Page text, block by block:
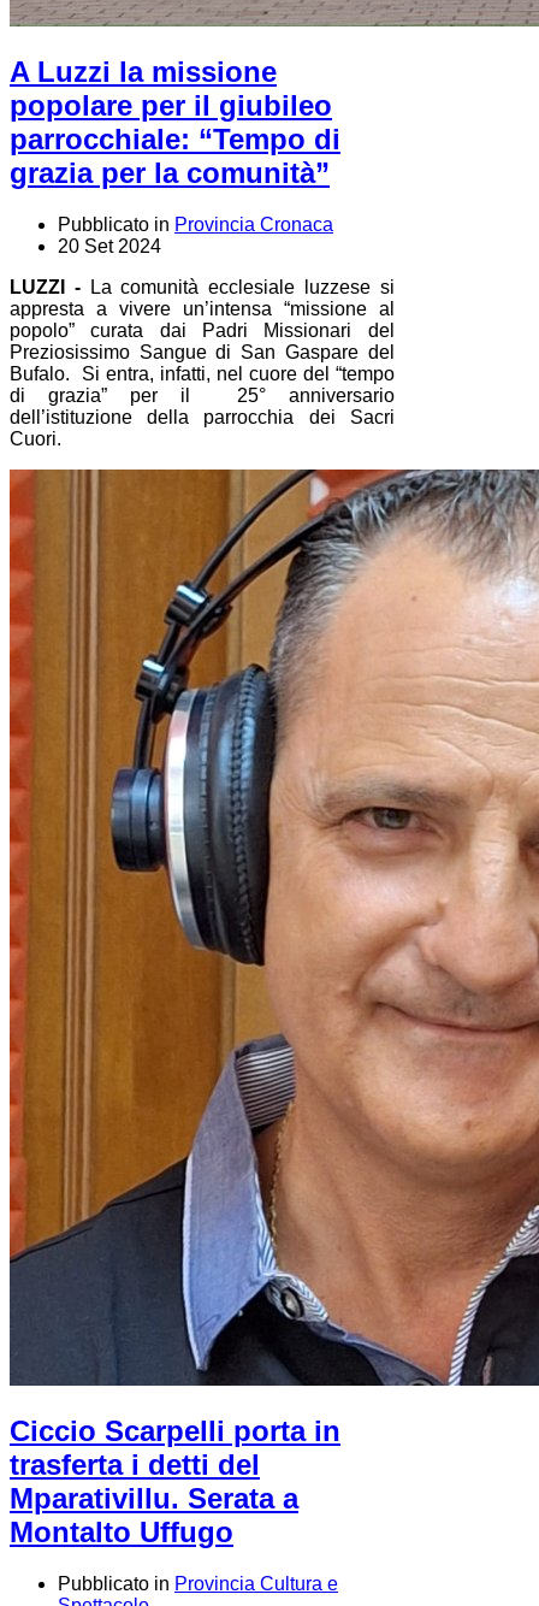
A Luzzi la missione
popolare per il giubileo
parrocchiale: “Tempo di
grazia per la comunità”
Pubblicato in Provincia Cronaca
20 Set 2024
LUZZI -La comunità ecclesiale luzzese si
appresta a vivere un’intensa “missione al
popolo” curata dai Padri Missionari del
Preziosissimo Sangue di San Gaspare del
Bufalo. Si entra, infatti, nel cuore del “tempo
di grazia” per il 25° anniversario
dell’istituzione della parrocchia dei Sacri
Cuori.
Ciccio Scarpelli porta in
trasferta i detti del
Mparativillu. Serata a
Montalto Uffugo
Pubblicato in Provincia Cultura e